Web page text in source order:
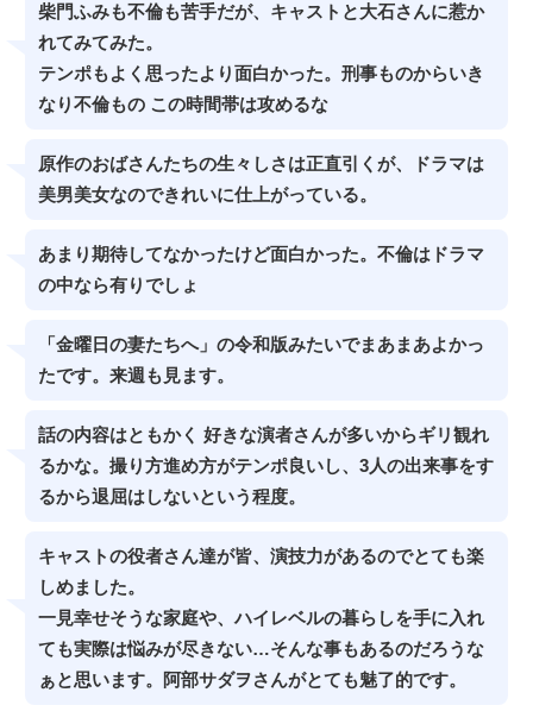
柴門ふみも不倫も苦手だが、キャストと大石さんに惹か
れてみてみた。
テンポもよく思ったより面白かった。刑事ものからいき
なり不倫もの この時間帯は攻めるな
原作のおばさんたちの生々しさは正直引くが、ドラマは
美男美女なのできれいに仕上がっている。
あまり期待してなかったけど面白かった。不倫はドラマ
の中なら有りでしょ
「金曜日の妻たちへ」の令和版みたいでまあまあよかっ
たです。来週も見ます。
話の内容はともかく 好きな演者さんが多いからギリ観れ
るかな。撮り方進め方がテンポ良いし、3人の出来事をす
るから退屈はしないという程度。
キャストの役者さん達が皆、演技力があるのでとても楽
しめました。
一見幸せそうな家庭や、ハイレベルの暮らしを手に入れ
ても実際は悩みが尽きない…そんな事もあるのだろうな
ぁと思います。阿部サダヲさんがとても魅了的です。